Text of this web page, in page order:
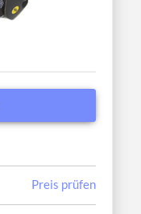
Preis prüfen